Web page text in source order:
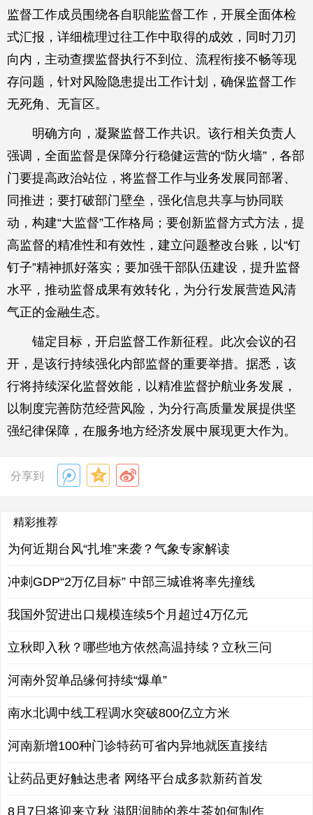
监督工作成员围绕各自职能监督工作，开展全面体检
式汇报，详细梳理过往工作中取得的成效，同时刀刃
向内，主动查摆监督执行不到位、流程衔接不畅等现
存问题，针对风险隐患提出工作计划，确保监督工作
无死角、无盲区。
明确方向，凝聚监督工作共识。该行相关负责人
强调，全面监督是保障分行稳健运营的“防火墙”，各部
门要提高政治站位，将监督工作与业务发展同部署、
同推进；要打破部门壁垒，强化信息共享与协同联
动，构建“大监督”工作格局；要创新监督方式方法，提
高监督的精准性和有效性，建立问题整改台账，以“钉
钉子”精神抓好落实；要加强干部队伍建设，提升监督
水平，推动监督成果有效转化，为分行发展营造风清
气正的金融生态。
锚定目标，开启监督工作新征程。此次会议的召
开，是该行持续强化内部监督的重要举措。据悉，该
行将持续深化监督效能，以精准监督护航业务发展，
以制度完善防范经营风险，为分行高质量发展提供坚
强纪律保障，在服务地方经济发展中展现更大作为。
分享到
精彩推荐
为何近期台风“扎堆”来袭？气象专家解读
冲刺GDP“2万亿目标” 中部三城谁将率先撞线
我国外贸进出口规模连续5个月超过4万亿元
立秋即入秋？哪些地方依然高温持续？立秋三问
河南外贸单品缘何持续“爆单”
南水北调中线工程调水突破800亿立方米
河南新增100种门诊特药可省内异地就医直接结
让药品更好触达患者 网络平台成多款新药首发
8月7日将迎来立秋 滋阴润肺的养生茶如何制作